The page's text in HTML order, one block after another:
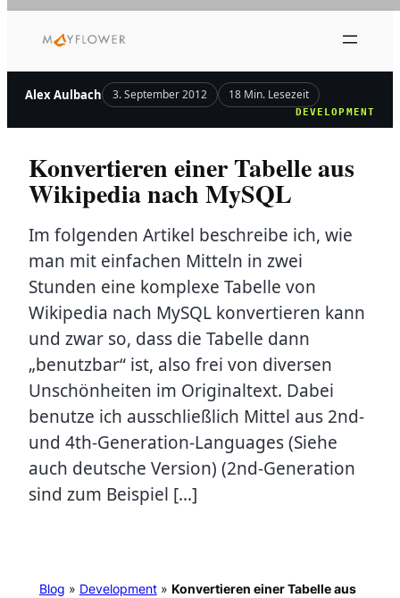
Inhalt
Alex Aulbach 3. September 2012 18 Min. Lesezeit
DEVELOPMENT
Konvertieren einer Tabelle aus
Wikipedia nach MySQL
Im folgenden Artikel beschreibe ich, wie
man mit einfachen Mitteln in zwei
Stunden eine komplexe Tabelle von
Wikipedia nach MySQL konvertieren kann
und zwar so, dass die Tabelle dann
„benutzbar“ ist, also frei von diversen
Unschönheiten im Originaltext. Dabei
benutze ich ausschließlich Mittel aus 2nd-
und 4th-Generation-Languages (Siehe
auch deutsche Version) (2nd-Generation
sind zum Beispiel […]
Blog » Development» Konvertieren einer Tabelle aus